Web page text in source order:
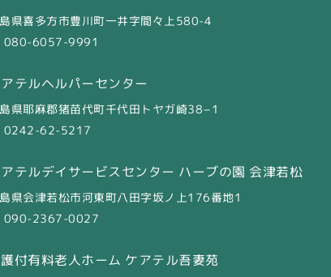
県喜多方市豊川町一井字間々上580-4
080-6057-9991
テルヘルパーセンター
県耶麻郡猪苗代町千代田トヤガ崎38−1
0242-62-5217
テルデイサービスセンター ハーブの園 会津若松
県会津若松市河東町八田字坂ノ上176番地1
090-2367-0027
付有料老人ホーム ケアテル吾妻苑